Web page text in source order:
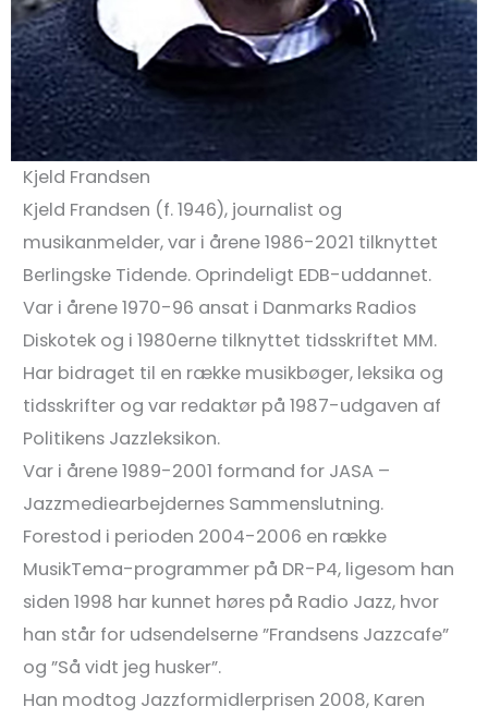
Kjeld Frandsen
Kjeld Frandsen (f. 1946), journalist og
musikanmelder, var i årene 1986-2021 tilknyttet
Berlingske Tidende. Oprindeligt EDB-uddannet.
Var i årene 1970-96 ansat i Danmarks Radios
Diskotek og i 1980erne tilknyttet tidsskriftet MM.
Har bidraget til en række musikbøger, leksika og
tidsskrifter og var redaktør på 1987-udgaven af
Politikens Jazzleksikon.
Var i årene 1989-2001 formand for JASA –
Jazzmediearbejdernes Sammenslutning.
Forestod i perioden 2004-2006 en række
MusikTema-programmer på DR-P4, ligesom han
siden 1998 har kunnet høres på Radio Jazz, hvor
han står for udsendelserne ”Frandsens Jazzcafe”
og ”Så vidt jeg husker”.
Han modtog Jazzformidlerprisen 2008, Karen